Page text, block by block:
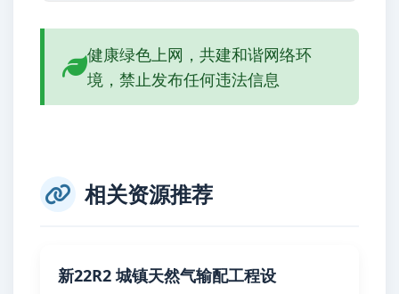
健康绿色上网，共建和谐网络环
境，禁止发布任何违法信息
相关资源推荐
新22R2 城镇天然气输配工程设